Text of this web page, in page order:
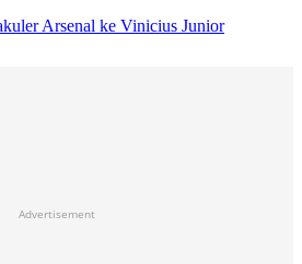
Arsenal ke Vinicius Junior
Advertisement